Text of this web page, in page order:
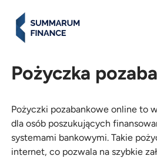
Pożyczka
Pożyczki pozabankowe online to
dla osób poszukujących
systemami bankowymi. Takie
internet, co pozwala na szybkie